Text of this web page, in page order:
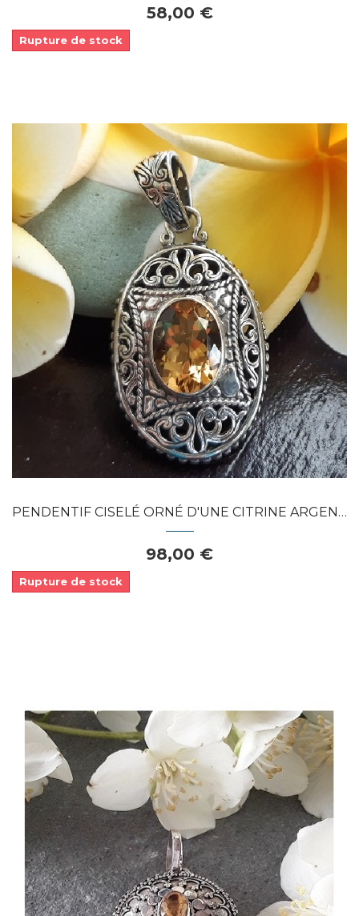
58,00 €
Rupture de stock
Dans mon panier
APERÇU RAPIDE
PENDENTIF CISELÉ ORNÉ D'UNE CITRINE ARGENT...
98,00 €
Rupture de stock
Dans mon panier